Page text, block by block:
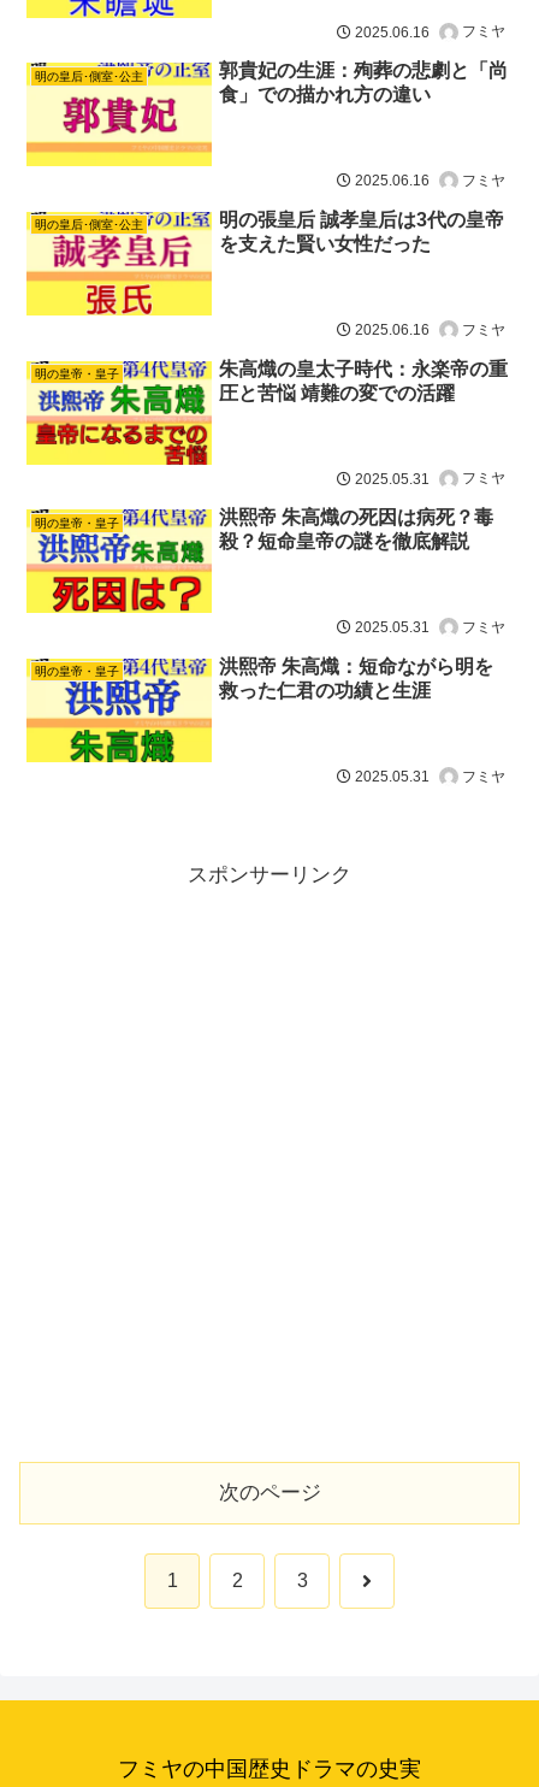
2025.06.16 フミヤ
明の皇后･側室･公主
郭貴妃の生涯：殉葬の悲劇と「尚
食」での描かれ方の違い
2025.06.16 フミヤ
明の皇后･側室･公主
明の張皇后 誠孝皇后は3代の皇帝
を支えた賢い女性だった
2025.06.16 フミヤ
明の皇帝・皇子
朱高熾の皇太子時代：永楽帝の重
圧と苦悩 靖難の変での活躍
2025.05.31 フミヤ
明の皇帝・皇子
洪熙帝 朱高熾の死因は病死？毒
殺？短命皇帝の謎を徹底解説
2025.05.31 フミヤ
明の皇帝・皇子
洪熙帝 朱高熾：短命ながら明を
救った仁君の功績と生涯
2025.05.31 フミヤ
スポンサーリンク
次のページ
1 2 3 次
フミヤの中国歴史ドラマの史実